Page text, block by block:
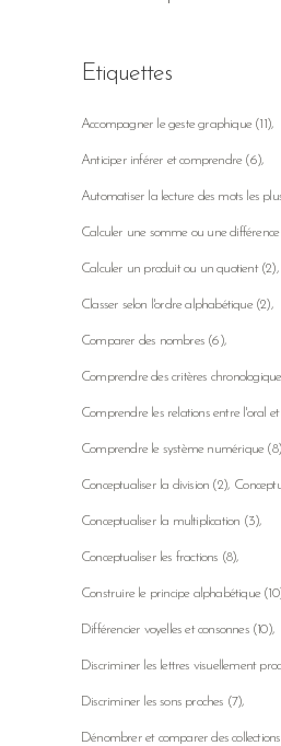
Etiquettes
Accompagner le geste graphique(11)
Anticiper inférer et comprendre(6)
Automatiser la lecture des mots les
Calculer une somme ou une différence
Calculer un produit ou un quotient(2)
Classer selon l'ordre alphabétique(2)
Comparer des nombres (6)
Comprendre des critères
Comprendre les relations entre l'oral et
Comprendre le système numérique
Conceptualiser la division (2)
Conceptualiser la multiplication (3)
Conceptualiser les fractions (8)
Construire le principe alphabétique
Différencier voyelles et consonnes(10)
Discriminer les lettres visuellement
Discriminer les sons proches (7)
Dénombrer et comparer des collections